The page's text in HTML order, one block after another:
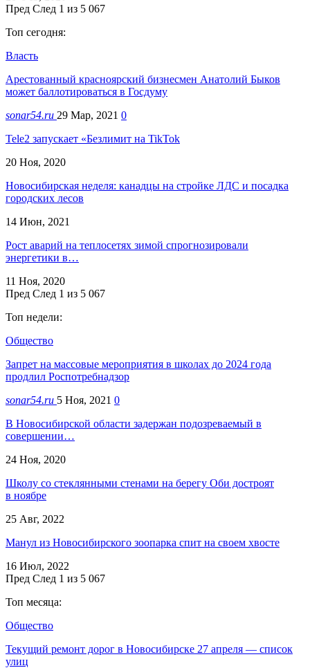
Пред След 1 из 5 067
Топ сегодня:
Власть
Арестованный красноярский бизнесмен Анатолий Быков
может баллотироваться в Госдуму
sonar54.ru 29 Мар, 2021 0
Tele2 запускает «Безлимит на TikTok
20 Ноя, 2020
Новосибирская неделя: канадцы на стройке ЛДС и посадка
городских лесов
14 Июн, 2021
Рост аварий на теплосетях зимой спрогнозировали
энергетики в…
11 Ноя, 2020
Пред След 1 из 5 067
Топ недели:
Общество
Запрет на массовые мероприятия в школах до 2024 года
продлил Роспотребнадзор
sonar54.ru 5 Ноя, 2021 0
В Новосибирской области задержан подозреваемый в
совершении…
24 Ноя, 2020
Школу со стеклянными стенами на берегу Оби достроят
в ноябре
25 Авг, 2022
Манул из Новосибирского зоопарка спит на своем хвосте
16 Июл, 2022
Пред След 1 из 5 067
Топ месяца:
Общество
Текущий ремонт дорог в Новосибирске 27 апреля — список
улиц